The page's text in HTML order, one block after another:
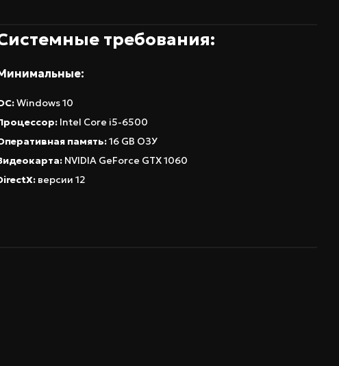
требования:
Windows 10
Intel Core i5-6500
память:16 GB ОЗУ
NVIDIA GeForce GTX 1060
версии 12